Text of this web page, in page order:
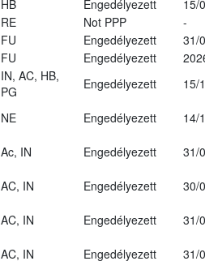
HB Engedélyezett
15/
RE Not PPP
-
FU Engedélyezett
31/
FU Engedélyezett
IN, AC, HB,
PG
Engedélyezett
15/
NE Engedélyezett
14/
Ac, IN Engedélyezett
31/
AC, IN Engedélyezett
30/
AC, IN Engedélyezett
31/
AC, IN Engedélyezett
31/